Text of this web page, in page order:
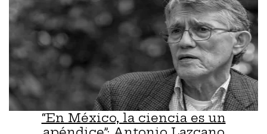
“En México, la ciencia es un